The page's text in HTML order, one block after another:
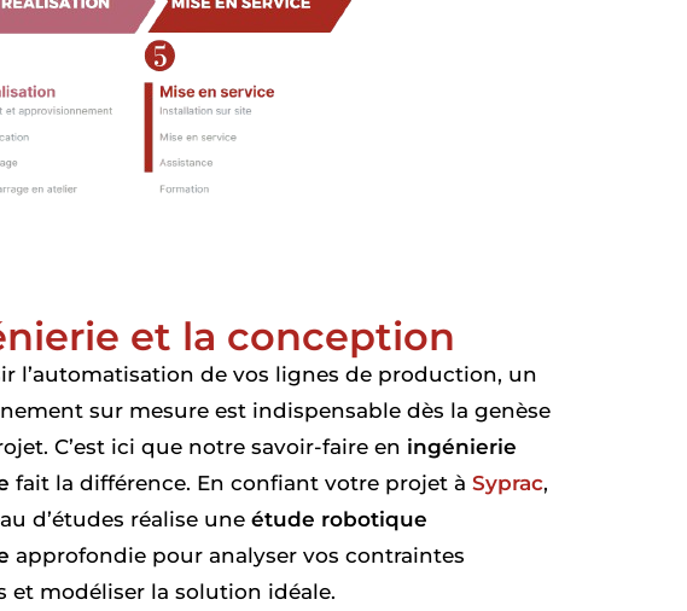
et la conception
l’automatisation de vos lignes de production, un
sur mesure est indispensable dès la genèse
C’est ici que notre savoir-faire en ingénierie
fait la différence. En confiant votre projet à Syprac,
d’études réalise une étude robotique
approfondie pour analyser vos contraintes
et modéliser la solution idéale.